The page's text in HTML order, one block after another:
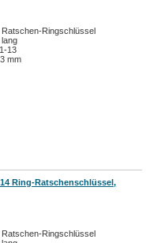
Ratschen-Ringschlüssel
13
mm
Ring-Ratschenschlüssel,
Ratschen-Ringschlüssel